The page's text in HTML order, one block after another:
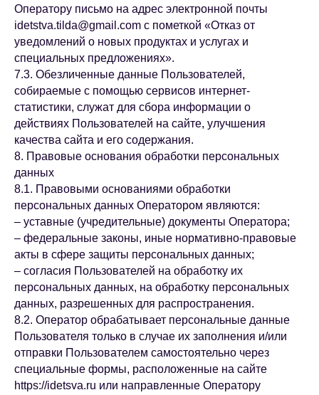
Оператору письмо на адрес электронной почты
idetstva.tilda@gmail.com с пометкой «Отказ от
уведомлений о новых продуктах и услугах и
специальных предложениях».
7.3. Обезличенные данные Пользователей,
собираемые с помощью сервисов интернет-
статистики, служат для сбора информации о
действиях Пользователей на сайте, улучшения
качества сайта и его содержания.
8. Правовые основания обработки персональных
данных
8.1. Правовыми основаниями обработки
персональных данных Оператором являются:
– уставные (учредительные) документы Оператора;
– федеральные законы, иные нормативно-правовые
акты в сфере защиты персональных данных;
– согласия Пользователей на обработку их
персональных данных, на обработку персональных
данных, разрешенных для распространения.
8.2. Оператор обрабатывает персональные данные
Пользователя только в случае их заполнения и/или
отправки Пользователем самостоятельно через
специальные формы, расположенные на сайте
https://idetsva.ru или направленные Оператору